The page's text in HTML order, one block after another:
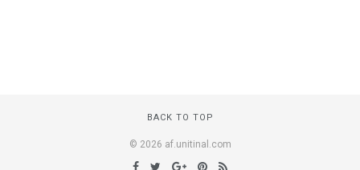
BACK TO TOP
© 2026 af.unitinal.com